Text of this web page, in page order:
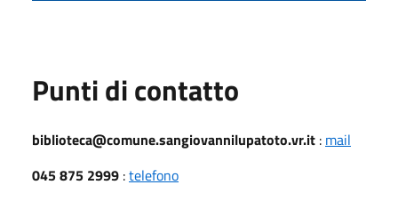
Punti di contatto
biblioteca@comune.sangiovannilupatoto.vr.it : mail
045 875 2999 :telefono